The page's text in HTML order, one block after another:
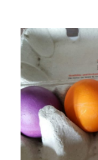
Wegen:
Mein
Familien-,
Food-
und
Travelblog